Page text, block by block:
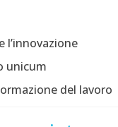
unicum
del lavoro